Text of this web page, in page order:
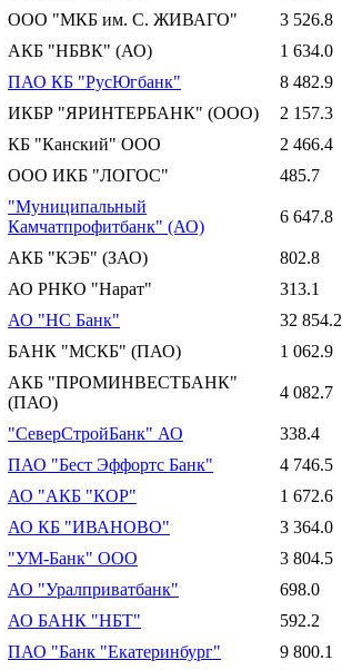
ООО "МКБ им. С. ЖИВАГО"
3 526.8
АКБ "НБВК" (АО)
1 634.0
ПАО КБ "РусЮгбанк"
8 482.9
ИКБР "ЯРИНТЕРБАНК" (ООО)
2 157.3
КБ "Канский" ООО
2 466.4
ООО ИКБ "ЛОГОС" 485.7
"Муниципальный
Камчатпрофитбанк" (АО)
6 647.8
АКБ "КЭБ" (ЗАО)
802.8
АО РНКО "Нарат"
313.1
АО "НС Банк"
32 854.2
БАНК "МСКБ" (ПАО) 1 062.9
АКБ "ПРОМИНВЕСТБАНК"
(ПАО)
4 082.7
"СеверСтройБанк" АО
338.4
ПАО "Бест Эффортс Банк"
4 746.5
АО "АКБ "КОР"
1 672.6
АО КБ "ИВАНОВО"
3 364.0
"УМ-Банк" ООО
3 804.5
АО "Уралприватбанк"
698.0
АО БАНК "НБТ"
592.2
ПАО "Банк "Екатеринбург"
9 800.1